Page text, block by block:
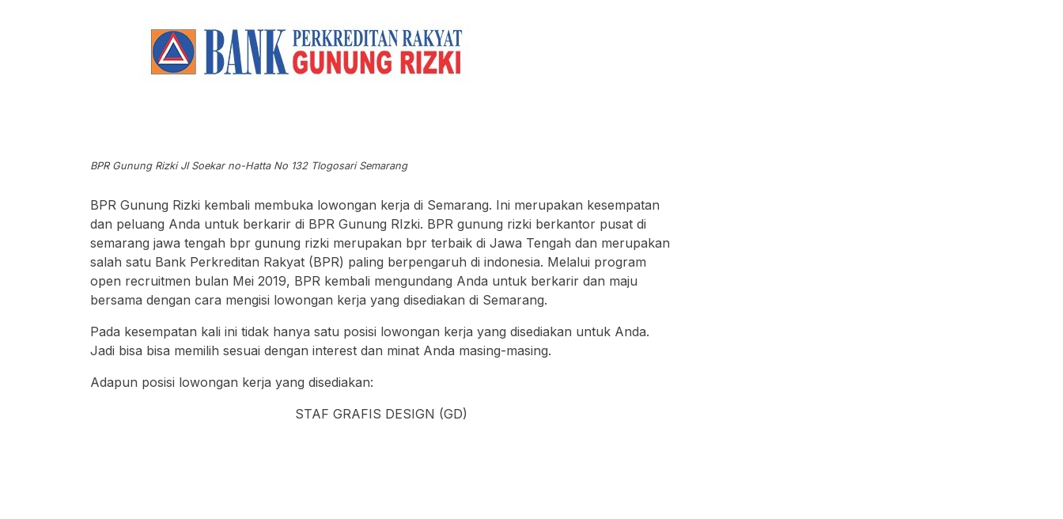
BPR Gunung Rizki JI Soekar no-Hatta No 132 Tlogosari Semarang
BPR Gunung Rizki kembali membuka lowongan kerja di Semarang. Ini merupakan kesempatan
dan peluang Anda untuk berkarir di BPR Gunung RIzki. BPR gunung rizki berkantor pusat di
semarang jawa tengah bpr gunung rizki merupakan bpr terbaik di Jawa Tengah dan merupakan
salah satu Bank Perkreditan Rakyat (BPR) paling berpengaruh di indonesia. Melalui program
open recruitmen bulan Mei 2019, BPR kembali mengundang Anda untuk berkarir dan maju
bersama dengan cara mengisi lowongan kerja yang disediakan di Semarang.
Pada kesempatan kali ini tidak hanya satu posisi lowongan kerja yang disediakan untuk Anda.
Jadi bisa bisa memilih sesuai dengan interest dan minat Anda masing-masing.
Adapun posisi lowongan kerja yang disediakan:
STAF GRAFIS DESIGN (GD)